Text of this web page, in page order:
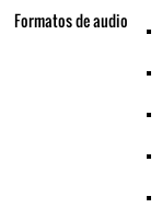
Formatos de audio